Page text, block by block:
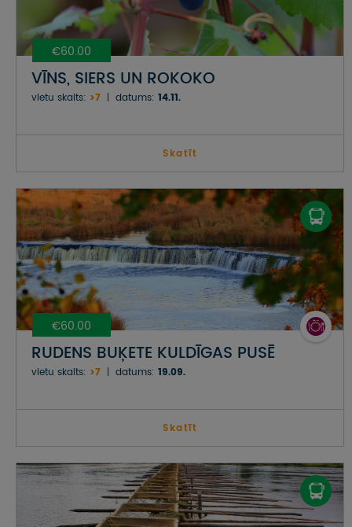
€60.00
VĪNS, SIERS UN ROKOKO
vietu skaits: >7 datums: 14.11.
Skatīt
€60.00
RUDENS BUĶETE KULDĪGAS PUSĒ
vietu skaits: >7 datums: 19.09.
Skatīt